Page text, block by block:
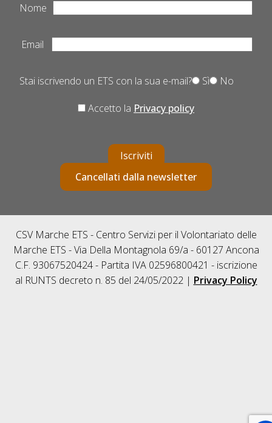
Nome
Email
Stai iscrivendo un ETS con la sua e-mail? Sì No
Accetto la Privacy policy
Iscriviti
Cancellati dalla newsletter
CSV Marche ETS - Centro Servizi per il Volontariato delle
Marche ETS - Via Della Montagnola 69/a - 60127 Ancona
C.F. 93067520424 - Partita IVA 02596800421 - iscrizione
al RUNTS decreto n. 85 del 24/05/2022 | Privacy Policy